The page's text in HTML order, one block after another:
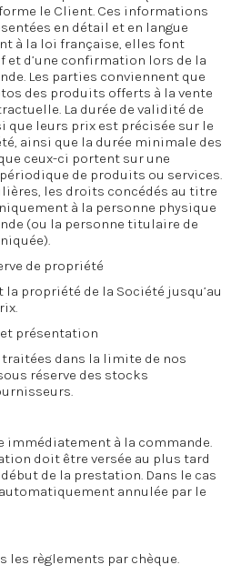
le Client. Ces informations
en détail et en langue
à la loi française, elles font
et d’une confirmation lors de la
Les parties conviennent que
des produits offerts à la vente
La durée de validité de
que leurs prix est précisée sur le
ainsi que la durée minimale des
ceux-ci portent sur une
de produits ou services.
les droits concédés au titre
à la personne physique
(ou la personne titulaire de
de propriété
propriété de la Société jusqu’au
présentation
dans la limite de nos
réserve des stocks
immédiatement à la commande.
doit être versée au plus tard
de la prestation. Dans le cas
annulée par le
les règlements par chèque.